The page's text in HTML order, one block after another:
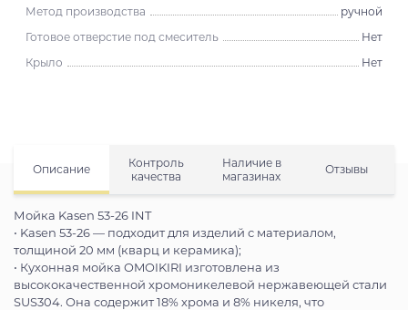
Метод производства
ручной
Готовое отверстие под смеситель
Нет
Крыло
Нет
Описание
Контроль
качества
Наличие в
магазинах
Отзывы
Мойка Kasen 53-26 INT
• Kasen 53-26 — подходит для изделий с материалом,
толщиной 20 мм (кварц и керамика);
• Кухонная мойка OMOIKIRI изготовлена из
высококачественной хромоникелевой нержавеющей стали
SUS304. Она содержит 18% хрома и 8% никеля, что